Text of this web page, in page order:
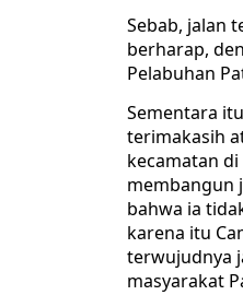
Sebab, jalan
berharap,
Pelabuhan
Sementara
terimakasih
kecamatan
membangun
bahwa ia
karena itu
terwujudnya
masyarakat